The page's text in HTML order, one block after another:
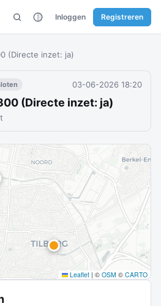
Inloggen Registreren
(Directe inzet: ja)
03-06-2026 18:20
(Directe inzet: ja)
Leaflet | © OSM © CARTO